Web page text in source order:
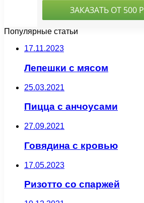
Популярные статьи
17.11.2023
Лепешки с мясом
25.03.2021
Пицца с анчоусами
27.09.2021
Говядина с кровью
17.05.2023
Ризотто со спаржей